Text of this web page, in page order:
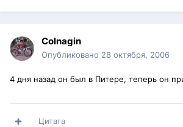
Colnagin
Опубликовано 28 октября, 2006
4 дня назад он был в Питере, теперь он
Цитата